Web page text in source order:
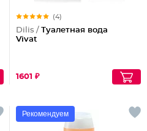
(4)
Dilis / Туалетная вода
Vivat
1601 ₽
Рекомендуем